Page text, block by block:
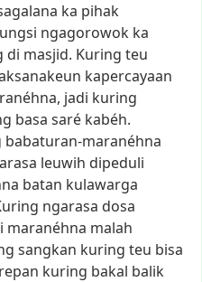
ka pihak
ngagorowok ka
di masjid. Kuring teu
kapercayaan
jadi kuring
basa saré kabéh.
babaturan-maranéhna
leuwih dipeduli
batan kulawarga
ngarasa dosa
maranéhna malah
sangkan kuring teu bisa
kuring bakal balik